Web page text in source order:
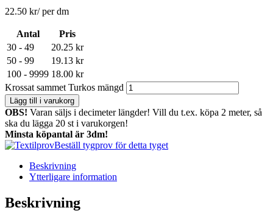
22.50 kr/ per dm
Antal
Pris
30 - 49
20.25 kr
50 - 99
19.13 kr
100 - 9999 18.00 kr
Krossat sammet Turkos mängd
Lägg till i varukorg
OBS! Varan säljs i decimeter längder! Vill du t.ex. köpa 2 meter, så
ska du lägga 20 st i varukorgen!
Minsta köpantal är 3dm!
Beställ tygprov för detta tyget
Beskrivning
Ytterligare information
Beskrivning